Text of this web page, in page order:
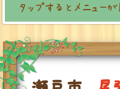
タップするとメニュー